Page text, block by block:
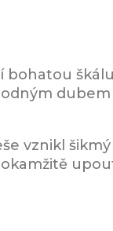
bohatou
dubem
vznikl šikmý